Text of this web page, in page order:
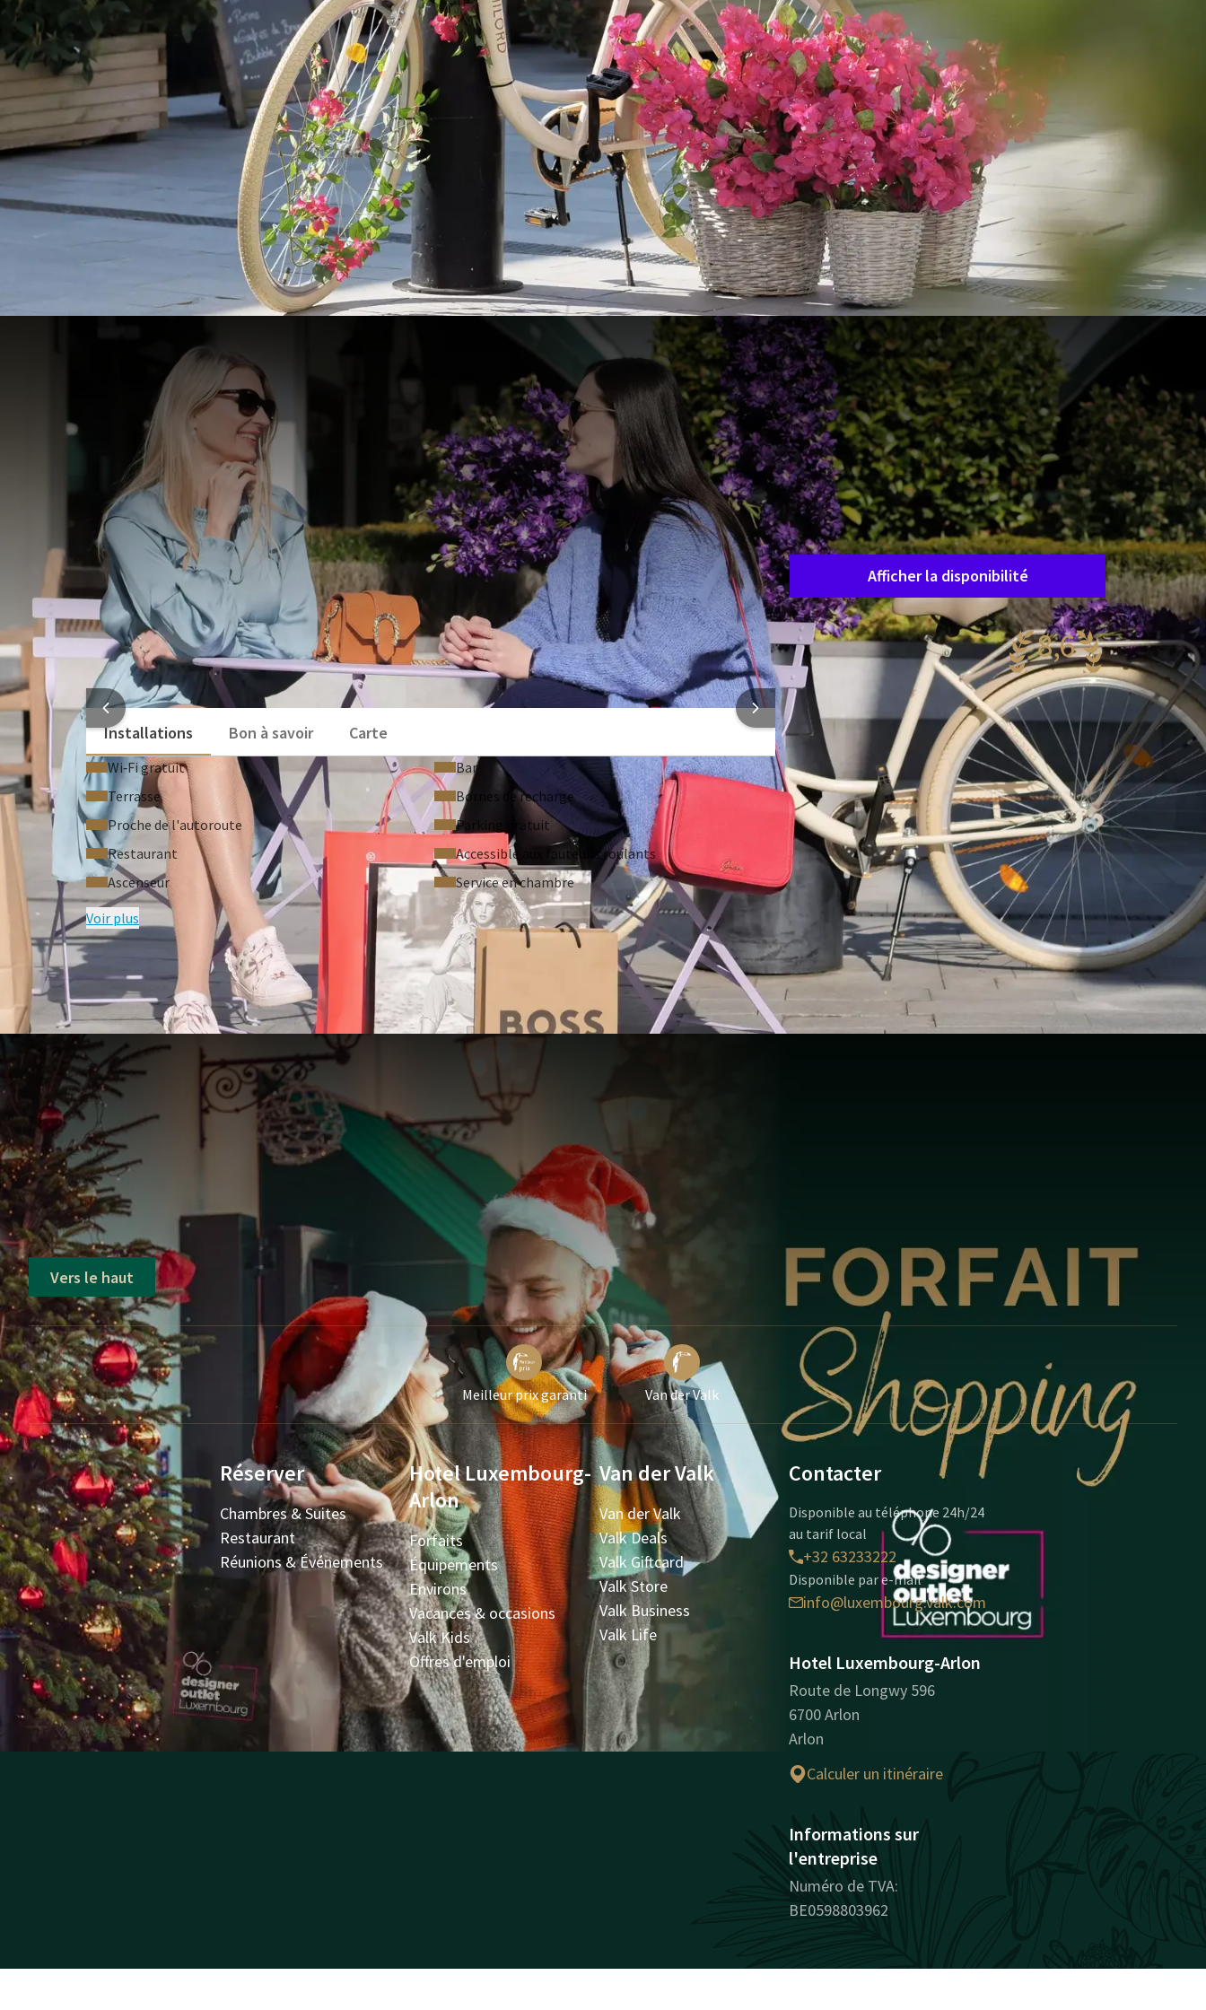
Package Shopping x Designer Outlet Luxembourg
FORFAIT
Comment résister à un séjour shopping ? Nuitée dans une chambre luxueuse à tarif avantageux avec petit-
déjeuner, et 10%* de réduction valable dans les boutiques du centre Designer Outlet Luxembourg. À seulement
quelques minutes de l’hôtel, les 60 marques du centre comme Hugo Boss, Nike, The Kooples vous accueillent du
lundi au samedi et vous proposent des prix réduits toute l’année.*Hors promotions en cours. Dans les boutiques
participantes.
VOTRE FORFAIT
Ce paquet comprend:
1x nuit dans l'une de nos chambres
1x buffet petit-déjeuner
Wifi et parking gratuit
10% réduction dans le Centre Designer Outlet Luxembourg
Disposition de la chambre
1 chambre, 2 personnes
Forfait
1 Nuit
Durée du séjour
Choisissez des dates
Afficher la disponibilité
8,6
Fantastique
783 reviews
INFORMATIONS SUR L'HÔTEL
Installations
Bon à savoir Carte
Wi‑Fi gratuit
Bar
Terrasse
Bornes de recharge
Proche de l'autoroute
Parking gratuit
Restaurant
Accessible aux fauteuils roulants
Ascenseur
Service en chambre
Voir plus
QUESTIONS FRÉQUEMMENT POSÉES
Conditions du forfait
Nuit dans l'une de nos chambres à tarif avantageux
Petit-déjeuner
10% réduction dans le centre Designer Outlet Luxembourg
Vers le haut
Meilleur prix garanti Van der Valk
Réserver
Chambres & Suites
Restaurant
Réunions & Événements
Hotel Luxembourg-
Arlon
Forfaits
Équipements
Environs
Vacances & occasions
Valk Kids
Offres d'emploi
Van der Valk
Van der Valk
Valk Deals
Valk Giftcard
Valk Store
Valk Business
Valk Life
Contacter
Disponible au téléphone 24h/24
au tarif local
+32 63233222
Disponible par e-mail
info@luxembourg.valk.com
Hotel Luxembourg-Arlon
Route de Longwy 596
6700 Arlon
Arlon
Calculer un itinéraire
Informations sur
l'entreprise
Numéro de TVA:
BE0598803962